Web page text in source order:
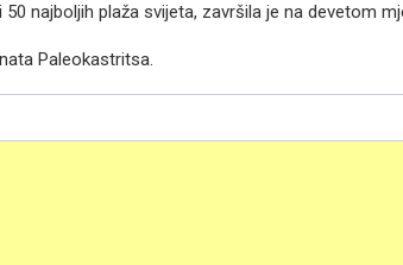
najboljih plaža svijeta, završila je na devetom
Paleokastritsa.